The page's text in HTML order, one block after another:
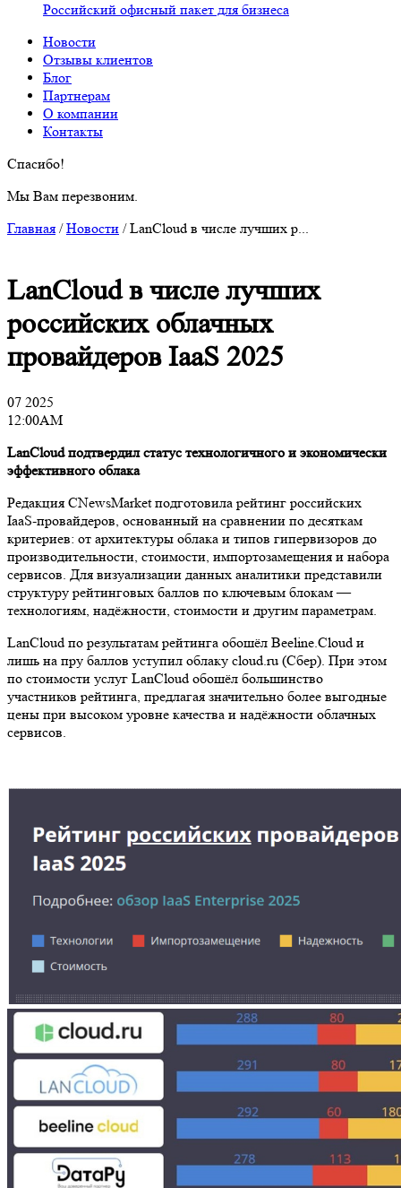
Российский офисный пакет для бизнеса
Новости
Отзывы клиентов
Блог
Партнерам
О компании
Контакты
Спасибо!
Мы Вам перезвоним.
Главная /Новости /LanCloud в числе лучших р...
LanCloud в числе лучших
российских облачных
провайдеров IaaS 2025
07 2025
12:00AM
LanCloud подтвердил статус технологичного и экономически
эффективного облака
Редакция CNewsMarket подготовила рейтинг российских
IaaS-провайдеров, основанный на сравнении по десяткам
критериев: от архитектуры облака и типов гипервизоров до
производительности, стоимости, импортозамещения и набора
сервисов. Для визуализации данных аналитики представили
структуру рейтинговых баллов по ключевым блокам —
технологиям, надёжности, стоимости и другим параметрам.
LanCloud по результатам рейтинга обошёл Beeline.Cloud и
лишь на пру баллов уступил облаку cloud.ru (Сбер). При этом
по стоимости услуг LanCloud обошёл большинство
участников рейтинга, предлагая значительно более выгодные
цены при высоком уровне качества и надёжности облачных
сервисов.